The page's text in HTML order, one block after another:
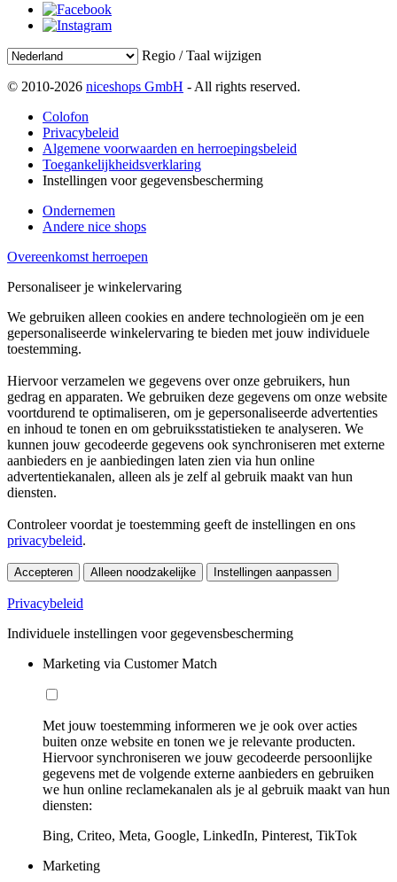
Regio / Taal wijzigen
© 2010-2026 niceshops GmbH - All rights reserved.
Colofon
Privacybeleid
Algemene voorwaarden en herroepingsbeleid
Toegankelijkheidsverklaring
Instellingen voor gegevensbescherming
Ondernemen
Andere nice shops
Overeenkomst herroepen
Personaliseer je winkelervaring
We gebruiken alleen cookies en andere technologieën om je een
gepersonaliseerde winkelervaring te bieden met jouw individuele
toestemming.
Hiervoor verzamelen we gegevens over onze gebruikers, hun
gedrag en apparaten. We gebruiken deze gegevens om onze website
voortdurend te optimaliseren, om je gepersonaliseerde advertenties
en inhoud te tonen en om gebruiksstatistieken te analyseren. We
kunnen jouw gecodeerde gegevens ook synchroniseren met externe
aanbieders en je aanbiedingen laten zien via hun online
advertentiekanalen, alleen als je zelf al gebruik maakt van hun
diensten.
Controleer voordat je toestemming geeft de instellingen en ons
privacybeleid.
Accepteren Alleen noodzakelijke Instellingen aanpassen
Privacybeleid
Individuele instellingen voor gegevensbescherming
Marketing via Customer Match
Met jouw toestemming informeren we je ook over acties
buiten onze website en tonen we je relevante producten.
Hiervoor synchroniseren we jouw gecodeerde persoonlijke
gegevens met de volgende externe aanbieders en gebruiken
we hun online reclamekanalen als je al gebruik maakt van hun
diensten:
Bing, Criteo, Meta, Google, LinkedIn, Pinterest, TikTok
Marketing